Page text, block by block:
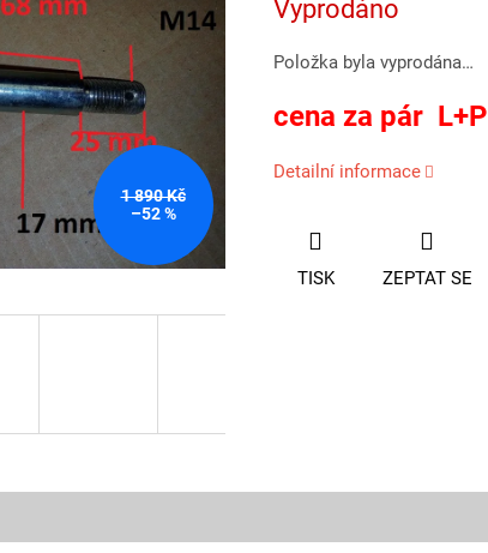
1 890 Kč
–52 %
Vyprodáno
Položka byla vyprodána…
cena za pár L+P
Detailní informace
TISK ZEPTAT SE